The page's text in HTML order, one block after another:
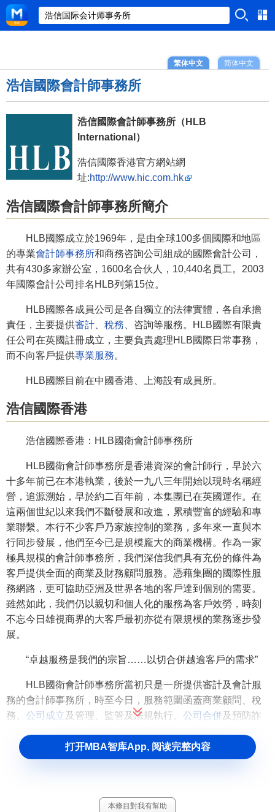
简体中文
繁体中文
浩信國際會計師事務所
浩信國際會計師事務所（HLB
International）
浩信國際香港官方網站網
址:http://www.hic.com.hk
浩信國際會計師事務所簡介
HLB國際成立於1969年，是由全球100多個國際和地區
的專業會計師事務所和商務咨詢公司組成的國際會計公司，
共有430多家辦公室，1600名合伙人，10,440名員工。2003
年國際會計公司排名HLB列第15位。
HLB國際各成員公司是各自獨立的法律實體，各自承擔
責任，主要提供審計 稅務 、咨詢等服務。HLB國際有限責
任公司在英國註冊成立，主要負責處理HLB國際日常事務，
而不向客戶提供專業服務。
HLB國際目前在中國香港、上海設有成員所。
浩信國際香港
浩信國際香港：HLB國衛會計師事務所
HLB國衛會計師事務所是香港資深的會計師行，早於六
十多年前已在本港執業，後於一九八三年開始以現時名稱經
營，追源溯始，早於約二百年前，本集團已在英國運作。在
這兩個世紀以來我們不斷發展和改進，累積豐富的經驗和專
業聯繫。本行不少客戶乃家族控制的業務，多年來一直與本
行同步發展，他們至今已是規模龐大的商業機構。作為一家
極具規模的會計師事務所，我們深信我們具有充份的條件為
客戶提供全面的商業及財務顧問服務。憑藉集團的國際性服
務網路，更可協助亞洲及世界各地的客戶達到個別的需要。
雖然如此，我們仍以親切和個人化的服務為客戶效勞，時刻
不忘今日雄視商界的大客戶最初亦從有限規模的業務逐步發
展。
“卓越服務是我們的宗旨……以切合併越逾客戶的需求”
HLB國衛會計師事務所當初只是一所提供審計及會計服
務的會計師事務所，時至今日，服務範圍函蓋商業顧問、稅
務、 公司成立 及管理、監管及法規執行、 公司合併及預防詐
除此之外，你可以在本網頁內找到我們多元化的一面。當
然，審計及會計服務仍然是我們事業的基礎，現在就由審計
HLB國衛勝人一籌的優越條件
打开MBA智库App, 阅读完整内容
本條目對我有幫助